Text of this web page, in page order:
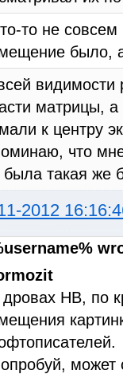
то не совсем
было,
видимости
матрицы,
к центру
что
такая же
2012
дровах НВ, по
может